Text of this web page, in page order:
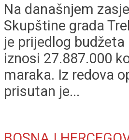
Na današnjem
Skupštine grada
je prijedlog budžeta
iznosi 27.887.000
maraka. Iz redova
prisutan je...